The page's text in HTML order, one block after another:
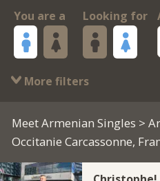
You are a Looking for
More filters
Meet Armenian Singles >
Occitanie Carcassonne,